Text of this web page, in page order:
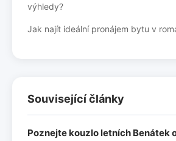
výhledy?
Jak najít ideální pronájem bytu v
Související články
Poznejte kouzlo letních Benátek